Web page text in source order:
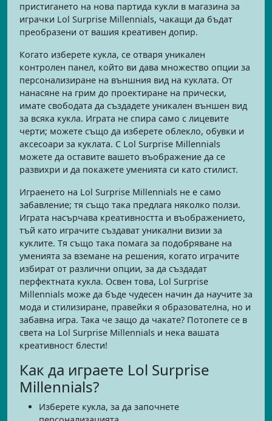
пристигането на нова партида кукли в магазина за
играчки Lol Surprise Millennials, чакащи да бъдат
преобразени от вашия креативен допир.
Когато изберете кукла, се отваря уникален
контролен панел, който ви дава множество опции за
персонализиране на външния вид на куклата. От
нанасяне на грим до проектиране на прически,
имате свободата да създадете уникален външен вид
за всяка кукла. Играта не спира само с лицевите
черти; можете също да изберете облекло, обувки и
аксесоари за куклата. С Lol Surprise Millennials
можете да оставите вашето въображение да се
развихри и да покажете уменията си като стилист.
Играенето на Lol Surprise Millennials не е само
забавление; тя също така предлага няколко ползи.
Играта насърчава креативността и въображението,
тъй като играчите създават уникални визии за
куклите. Тя също така помага за подобряване на
уменията за вземане на решения, когато играчите
избират от различни опции, за да създадат
перфектната кукла. Освен това, Lol Surprise
Millennials може да бъде чудесен начин да научите за
мода и стилизиране, правейки я образователна, но и
забавна игра. Така че защо да чакате? Потопете се в
света на Lol Surprise Millennials и нека вашата
креативност блести!
Как да играете Lol Surprise
Millennials?
Изберете кукла, за да започнете